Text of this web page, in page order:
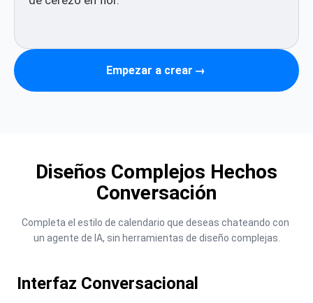
Empezar a crear →
Diseños Complejos Hechos
Conversación
Completa el estilo de calendario que deseas chateando con
un agente de IA, sin herramientas de diseño complejas.
Interfaz Conversacional